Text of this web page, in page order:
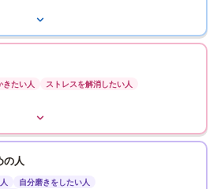
きたい人 ストレスを解消したい人
の人
自分磨きをしたい人